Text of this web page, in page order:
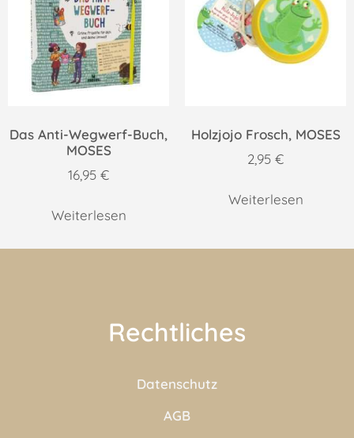
Das Anti-Wegwerf-Buch,
MOSES
16,95 €
Weiterlesen
Holzjojo Frosch, MOSES
2,95 €
Weiterlesen
Rechtliches
Datenschutz
AGB